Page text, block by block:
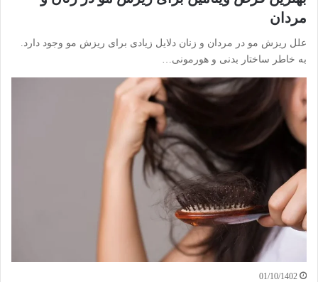
مردان
علل ریزش مو در مردان و زنان دلایل زیادی برای ریزش مو وجود دارد.
به خاطر ساختار بدنی و هورمونی…
01/10/1402